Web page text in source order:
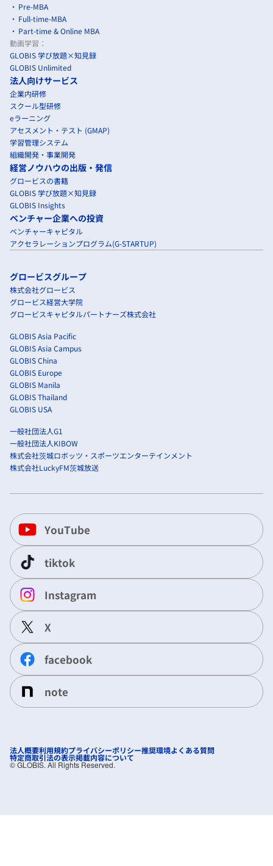
Pre-MBA
Full-time-MBA
Part-time & Online MBA
動画学習：
GLOBIS 学び放題×知見録
GLOBIS Unlimited
法人向けサービス
企業内研修
スクール型研修
eラーニング
アセスメント・テスト (GMAP)
学習管理システム
組織開発・事業開発
経営ノウハウの出版・発信
グロービスの書籍
GLOBIS 学び放題×知見録
GLOBIS Insights
ベンチャー企業への投資
ベンチャーキャピタル
アクセラレーションプログラム(G-STARTUP)
グロービスグループ
株式会社グロービス
グロービス経営大学院
グロービスキャピタルパートナーズ株式会社
GLOBIS Asia Pacific
GLOBIS Asia Campus
GLOBIS China
GLOBIS Europe
GLOBIS Manila
GLOBIS Thailand
GLOBIS USA
一般社団法人G1
一般社団法人KIBOW
株式会社茨城ロボッツ・スポーツエンターテインメント
株式会社LuckyFM茨城放送
YouTube
tiktok
Instagram
X
facebook
note
法人概要利用規約プライバシーポリシー推奨環境よくある質問
特定商取引法の表示掲載内容について
©︎ GLOBIS. All Rights Reserved.